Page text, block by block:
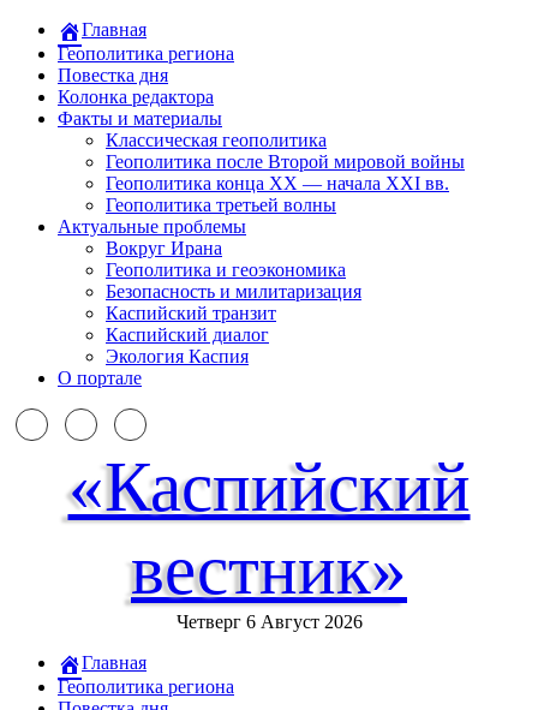
Главная
Геополитика региона
Повестка дня
Колонка редактора
Факты и материалы
Классическая геополитика
Геополитика после Второй мировой войны
Геополитика конца XX — начала XXI вв.
Геополитика третьей волны
Актуальные проблемы
Вокруг Ирана
Геополитика и геоэкономика
Безопасность и милитаризация
Каспийский транзит
Каспийский диалог
Экология Каспия
О портале
«Каспийский
вестник»
Четверг 6 Август 2026
Главная
Геополитика региона